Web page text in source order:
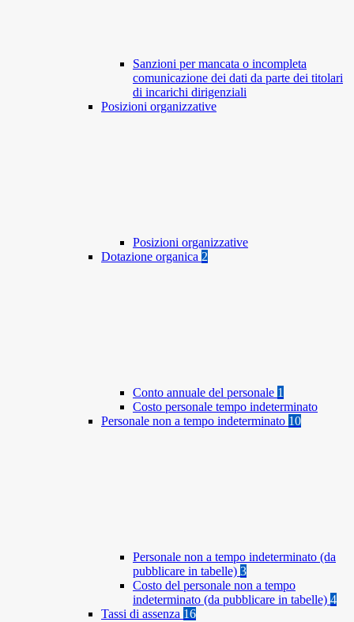
Sanzioni per mancata o incompleta
comunicazione dei dati da parte dei titolari
di incarichi dirigenziali
Posizioni organizzative
Posizioni organizzative
Dotazione organica 2
Conto annuale del personale 1
Costo personale tempo indeterminato
Personale non a tempo indeterminato 10
Personale non a tempo indeterminato (da
pubblicare in tabelle) 3
Costo del personale non a tempo
indeterminato (da pubblicare in tabelle) 4
Tassi di assenza 16